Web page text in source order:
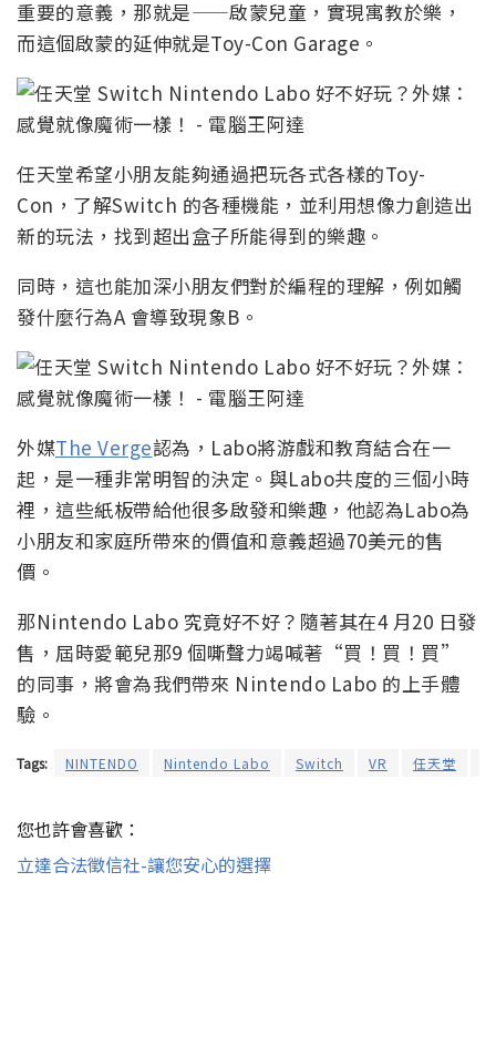
重要的意義，那就是——啟蒙兒童，實現寓教於樂，
而這個啟蒙的延伸就是Toy-Con Garage。
任天堂希望小朋友能夠通過把玩各式各樣的Toy-
Con，了解Switch 的各種機能，並利用想像力創造出
新的玩法，找到超出盒子所能得到的樂趣。
同時，這也能加深小朋友們對於編程的理解，例如觸
發什麼行為A 會導致現象B。
外媒The Verge認為，Labo將游戲和教育結合在一
起，是一種非常明智的決定。與Labo共度的三個小時
裡，這些紙板帶給他很多啟發和樂趣，他認為Labo為
小朋友和家庭所帶來的價值和意義超過70美元的售
價。
那Nintendo Labo 究竟好不好？隨著其在4 月20 日發
售，屆時愛範兒那9 個嘶聲力竭喊著“買！買！買”
的同事，將會為我們帶來 Nintendo Labo 的上手體
驗。
Tags: NINTENDO Nintendo Labo Switch VR 任天堂
您也許會喜歡：
立達合法徵信社-讓您安心的選擇